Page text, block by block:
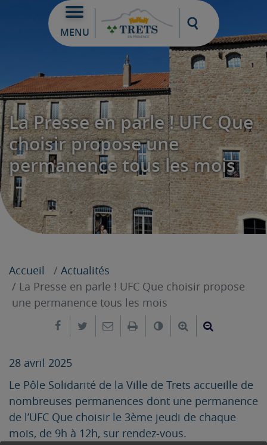
MENU
Moteur de
La Presse en parle ! UFC Que
choisir propose une
permanence tous les mois
Accueil
Actualités
La Presse en parle ! UFC Que choisir propose
une permanence tous les mois
Partager sur Facebook
Partager sur Twitter
Envoyer par e-mail
ImprimerChanger leAgrandir le
28 avril 2025
Le Pôle Solidarité de la Ville de Trets accueille de
nombreuses permanences dont une permanence
de l’UFC Que choisir le 3ème jeudi de chaque
mois, de 9h à 12h, sur rendez-vous.